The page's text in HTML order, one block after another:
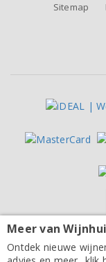
Domaine
Sitemap
Alle prijzen zijn
Meer van
Ontdek nieuwe